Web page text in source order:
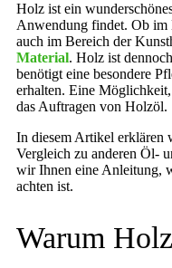
Holz ist ein
Anwendung findet. Ob im
auch im Bereich der
Material. Holz ist
benötigt eine besondere
erhalten. Eine
das Auftragen von Holzöl.
In diesem Artikel erklären
Vergleich zu anderen Öl-
wir Ihnen eine Anleitung,
achten ist.
Warum